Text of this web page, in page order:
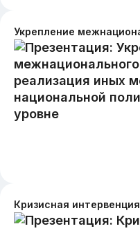
Кризисная интервенция